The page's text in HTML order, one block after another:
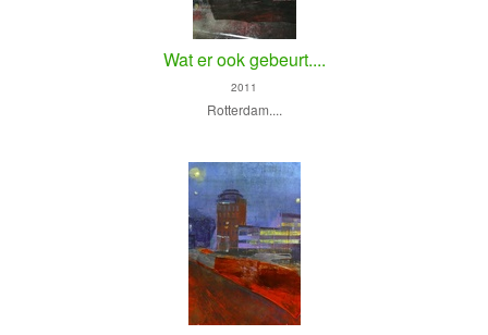
Wat er ook gebeurt....
2011
Rotterdam....